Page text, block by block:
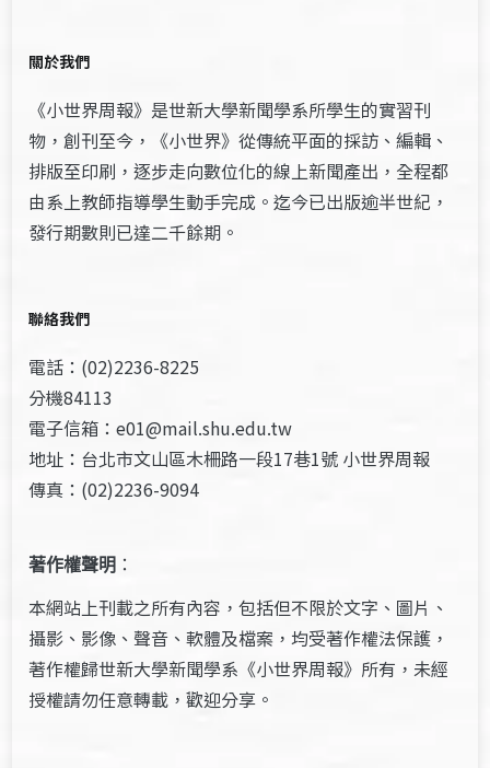
關於我們
《小世界周報》是世新大學新聞學系所學生的實習刊
物，創刊至今，《小世界》從傳統平面的採訪、編輯、
排版至印刷，逐步走向數位化的線上新聞產出，全程都
由系上教師指導學生動手完成。迄今已出版逾半世紀，
發行期數則已達二千餘期。
聯絡我們
電話：(02)2236-8225
分機84113
電子信箱：e01@mail.shu.edu.tw
地址：台北市文山區木柵路一段17巷1號 小世界周報
傳真：(02)2236-9094
著作權聲明 ：
本網站上刊載之所有內容，包括但不限於文字、圖片、
攝影、影像、聲音、軟體及檔案，均受著作權法保護，
著作權歸世新大學新聞學系《小世界周報》所有，未經
授權請勿任意轉載，歡迎分享。